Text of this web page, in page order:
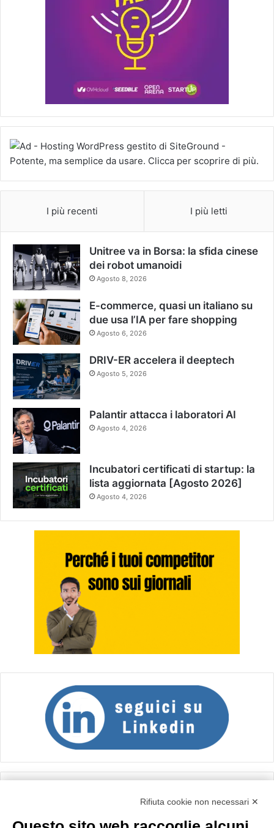
I più recenti I più letti
Unitree va in Borsa: la sfida cinese
dei robot umanoidi
Agosto 8, 2026
E-commerce, quasi un italiano su
due usa l’IA per fare shopping
Agosto 6, 2026
DRIV-ER accelera il deeptech
Agosto 5, 2026
Palantir attacca i laboratori AI
Agosto 4, 2026
Incubatori certificati di startup: la
lista aggiornata [Agosto 2026]
Agosto 4, 2026
Rifiuta cookie non necessari ✕